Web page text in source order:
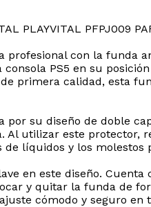
PLAYVITAL PFPJ009
profesional con la funda
PS5 en su
primera calidad, esta
por su diseño de doble
Al utilizar este protector,
de líquidos y los
en este diseño.
y quitar la funda de
cómodo y seguro en